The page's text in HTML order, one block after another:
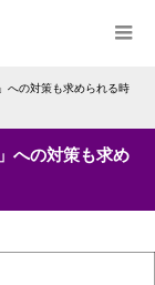
への対策も求められる時
への対策も求め